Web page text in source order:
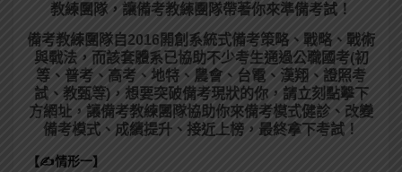
教練團隊，讓備考教練團隊帶著你來準備考試！
備考教練團隊自2016開創系統式備考策略、戰略、戰術
與戰法，而該套體系已協助不少考生通過公職國考(初
等、普考、高考、地特、農會、台電、漢翔、證照考
試、教甄等)，想要突破備考現狀的你，請立刻點擊下
方網址，讓備考教練團隊協助你來備考模式健診、改變
備考模式、成績提升、接近上榜，最終拿下考試！
【✍情形一】